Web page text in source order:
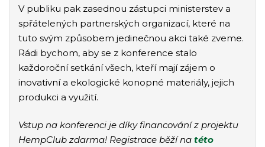
V publiku pak zasednou zástupci ministerstev a
spřátelených partnerských organizací, které na
tuto svým způsobem jedinečnou akci také zveme.
Rádi bychom, aby se z konference stalo
každoroční setkání všech, kteří mají zájem o
inovativní a ekologické konopné materiály, jejich
produkci a využití.
Vstup na konferenci je díky financování z projektu
HempClub zdarma! Registrace běží na této